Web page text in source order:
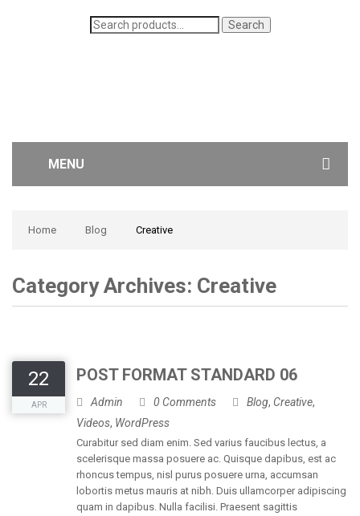
Search
for:
Search
MENU
CONTACT US
Home Blog Creative
Category Archives: Creative
22
APR
POST FORMAT STANDARD 06
Admin 0 Comments Blog, Creative,
Videos, WordPress
Curabitur sed diam enim. Sed varius faucibus lectus, a
scelerisque massa posuere ac. Quisque dapibus, est ac
rhoncus tempus, nisl purus posuere urna, accumsan
lobortis metus mauris at nibh. Duis ullamcorper adipiscing
quam in dapibus. Nulla facilisi. Praesent sagittis